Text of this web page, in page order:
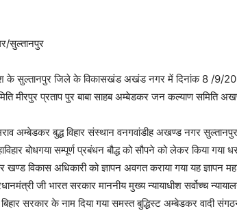
सुल्तानपुर
के सुल्तानपुर जिले के विकासखंड अखंड नगर में दिनांक 8 /9/
मीरपुर प्रताप पुर बाबा साहब अम्बेडकर जन कल्याण समिति
अम्बेडकर बुद्ध विहार संस्थान वनगवांडीह अखण्ड नगर
बोधगया सम्पूर्ण प्रबंधन बौद्ध को सौपने को लेकर किया
खण्ड विकास अधिकारी को ज्ञापन अवगत कराया गया यह ज्ञापन
जी भारत सरकार माननीय मुख्य न्यायाधीश सर्वोच्च
सरकार के नाम दिया गया समस्त बुद्धिस्ट अम्बेडकर वादी